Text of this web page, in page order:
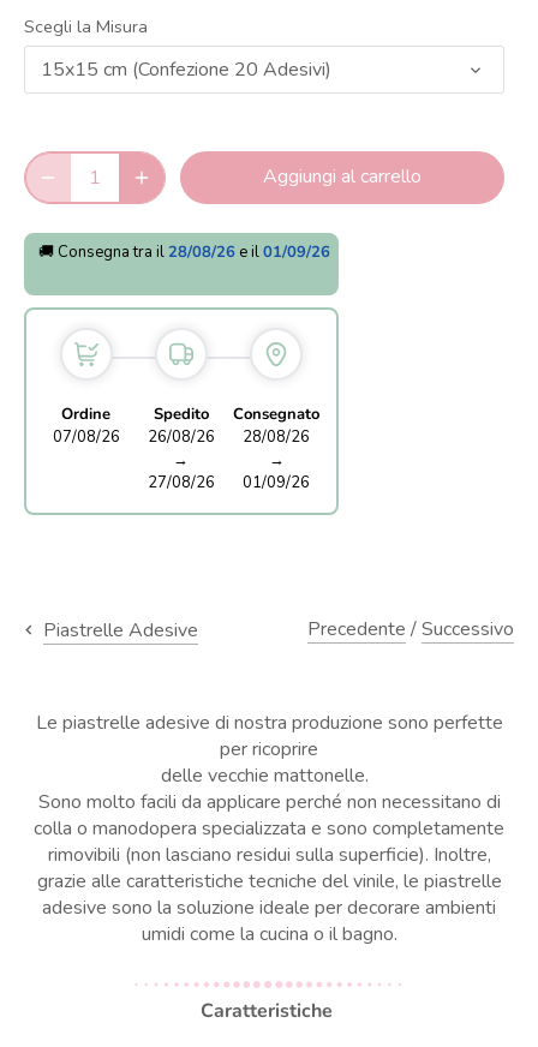
Scegli la Misura
15x15 cm (Confezione 20 Adesivi)
Aggiungi al carrello
🚚 Consegna tra il 28/08/26 e il01/09/26
Ordine
07/08/26
Spedito
26/08/26
→
27/08/26
Consegnato
28/08/26
→
01/09/26
Piastrelle Adesive Precedente /Successivo
Le piastrelle adesive di nostra produzione sono perfette
per ricoprire
delle vecchie mattonelle.
Sono molto facili da applicare perché non necessitano di
colla o manodopera specializzata e sono completamente
rimovibili (non lasciano residui sulla superficie). Inoltre,
grazie alle caratteristiche tecniche del vinile, le piastrelle
adesive sono la soluzione ideale per decorare ambienti
umidi come la cucina o il bagno.
Caratteristiche